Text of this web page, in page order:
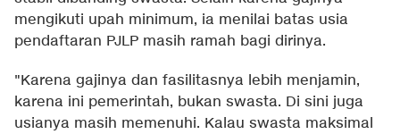
mengikuti upah minimum, ia menilai batas usia
pendaftaran PJLP masih ramah bagi dirinya.
"Karena gajinya dan fasilitasnya lebih menjamin,
karena ini pemerintah, bukan swasta. Di sini juga
usianya masih memenuhi. Kalau swasta maksimal